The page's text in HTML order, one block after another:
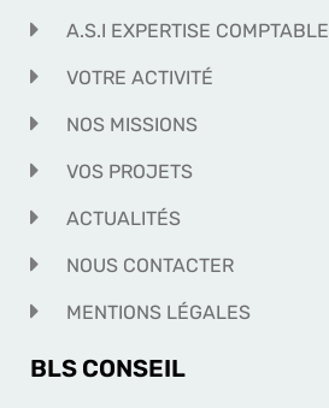
A.S.I EXPERTISE COMPTABLE
VOTRE ACTIVITÉ
NOS MISSIONS
VOS PROJETS
ACTUALITÉS
NOUS CONTACTER
MENTIONS LÉGALES
BLS CONSEIL